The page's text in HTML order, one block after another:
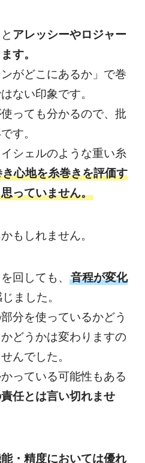
アレッシーやロジャー
す。
がどこにあるか」で巻
ない印象です。
っても分かるので、批
す。
シェルのような重い糸
き心地を糸巻きを評価す
っていません。
かもしれません。
回しても、 音程が変化
ました。
分を使っているかどう
どうかは変わりますの
んでした。
っている可能性もある
任とは言い切れませ
・精度においては優れ